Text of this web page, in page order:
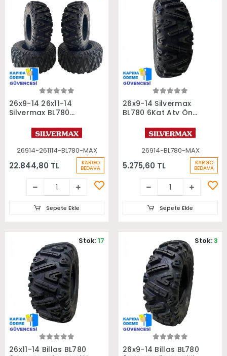
Sepete Ekle
26x9-14 26x11-14
Silvermax BL780
Atv Lastiği
26914-261114-BL780-MAX
22.844,80 TL KARGO
BEDAVA
Sepete Ekle
Sepete Ekle
26x9-14 Silvermax
BL780 6Kat Atv Ön
26914-BL780-MAX
5.275,60 TL KARGO
BEDAVA
Sepete Ekle
Sepete Ekle
26x11-14 Billas BL780
Stok:17
Sepete Ekle
26x9-14 Billas BL780
Stok:3